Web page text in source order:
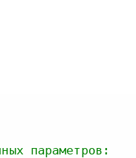
параметров: